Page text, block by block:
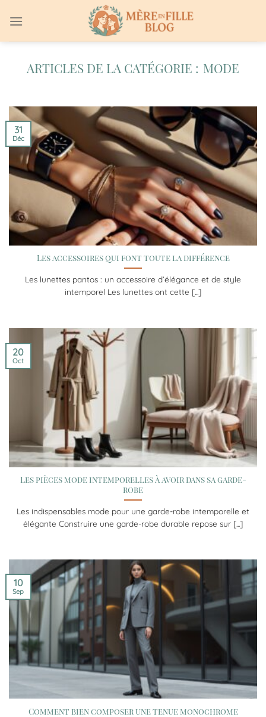
au
MODE
Les accessoires qui font toute la différence
Les lunettes pantos : un accessoire d’élégance et de style
intemporel Les lunettes ont cette [...]
31
Déc
Les pièces mode intemporelles à avoir dans sa garde-
robe
Les indispensables mode pour une garde-robe intemporelle et
élégante Construire une garde-robe durable repose sur [...]
20
Oct
Comment bien composer une tenue monochrome
10
Sep